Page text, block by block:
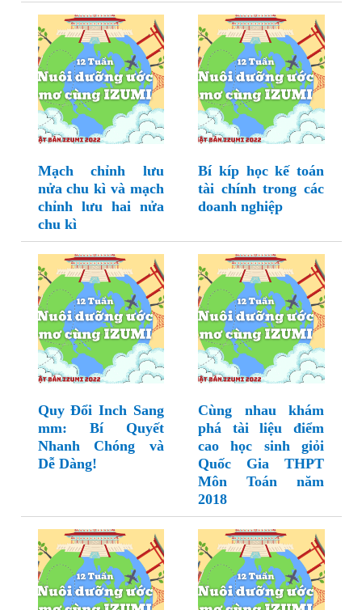
Mạch chỉnh lưu
nửa chu kì và mạch
chỉnh lưu hai nửa
chu kì
Bí kíp học kế toán
tài chính trong các
doanh nghiệp
Quy Đổi Inch Sang
mm: Bí Quyết
Nhanh Chóng và
Dễ Dàng!
Cùng nhau khám
phá tài liệu điểm
cao học sinh giỏi
Quốc Gia THPT
Môn Toán năm
2018